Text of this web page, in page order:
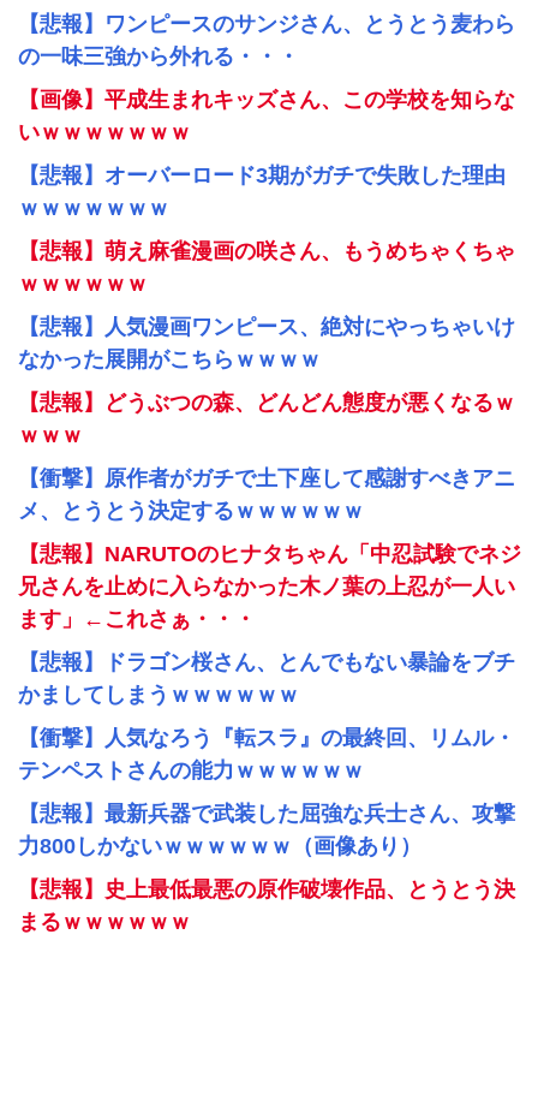
【悲報】ワンピースのサンジさん、とうとう麦わら
の一味三強から外れる・・・
【画像】平成生まれキッズさん、この学校を知らな
いｗｗｗｗｗｗｗ
【悲報】オーバーロード3期がガチで失敗した理由
ｗｗｗｗｗｗｗ
【悲報】萌え麻雀漫画の咲さん、もうめちゃくちゃ
ｗｗｗｗｗｗ
【悲報】人気漫画ワンピース、絶対にやっちゃいけ
なかった展開がこちらｗｗｗｗ
【悲報】どうぶつの森、どんどん態度が悪くなるｗ
ｗｗｗ
【衝撃】原作者がガチで土下座して感謝すべきアニ
メ、とうとう決定するｗｗｗｗｗｗ
【悲報】NARUTOのヒナタちゃん「中忍試験でネジ
兄さんを止めに入らなかった木ノ葉の上忍が一人い
ます」←これさぁ・・・
【悲報】ドラゴン桜さん、とんでもない暴論をブチ
かましてしまうｗｗｗｗｗｗ
【衝撃】人気なろう『転スラ』の最終回、リムル・
テンペストさんの能力ｗｗｗｗｗｗ
【悲報】最新兵器で武装した屈強な兵士さん、攻撃
力800しかないｗｗｗｗｗｗ（画像あり）
【悲報】史上最低最悪の原作破壊作品、とうとう決
まるｗｗｗｗｗｗ